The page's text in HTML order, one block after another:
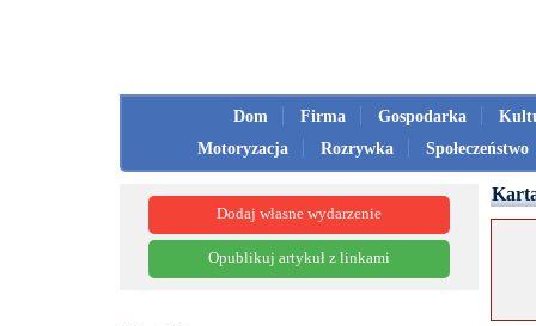
Dom Firma Gospodarka
Motoryzacja
Rozrywka Społeczeństwo
Dodaj własne wydarzenie
Opublikuj artykuł z linkami